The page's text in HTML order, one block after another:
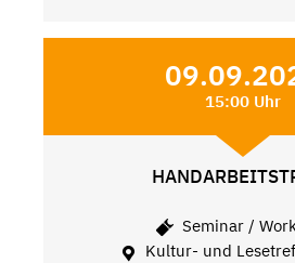
15:00 Uhr
Seminar /
Kultur- und